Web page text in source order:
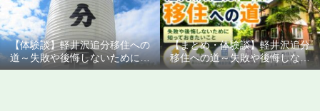
【体験談】軽井沢追分移住への
道～失敗や後悔しないために知
っておきたいこと
【まとめ・体験談】軽井沢追分
移住への道～失敗や後悔しない
ために知っておきたいこと